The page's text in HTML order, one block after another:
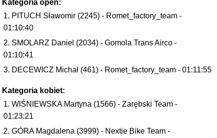
Kategoria open:
PITUCH Sławomir (2245) - Romet_factory_team -
01:10:40
SMOLARZ Daniel (2034) - Gomola Trans Airco -
01:10:41
DECEWICZ Michał (461) - Romet_factory_team - 01:11:55
Kategoria kobiet:
WIŚNIEWSKA Martyna (1566) - Zarębski Team -
01:23:21
GÓRA Magdalena (3999) - Nextie Bike Team -